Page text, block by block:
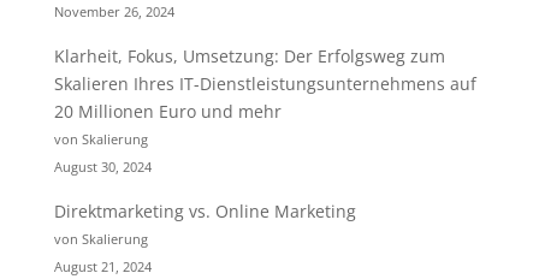
November 26, 2024
Klarheit, Fokus, Umsetzung: Der Erfolgsweg zum
Skalieren Ihres IT-Dienstleistungsunternehmens auf
20 Millionen Euro und mehr
von Skalierung
August 30, 2024
Direktmarketing vs. Online Marketing
von Skalierung
August 21, 2024